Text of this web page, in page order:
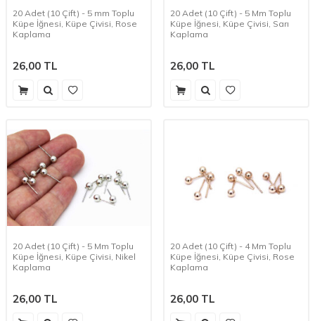
20 Adet (10 Çift) - 5 mm Toplu
Küpe İğnesi, Küpe Çivisi, Rose
Kaplama
26,00 TL
20 Adet (10 Çift) - 5 Mm Toplu
Küpe İğnesi, Küpe Çivisi, Sarı
Kaplama
26,00 TL
20 Adet (10 Çift) - 5 Mm Toplu
Küpe İğnesi, Küpe Çivisi, Nikel
Kaplama
26,00 TL
20 Adet (10 Çift) - 4 Mm Toplu
Küpe İğnesi, Küpe Çivisi, Rose
Kaplama
26,00 TL